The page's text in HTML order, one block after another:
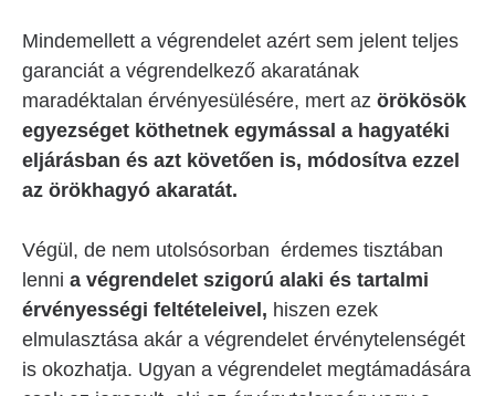
Mindemellett a végrendelet azért sem jelent teljes
garanciát a végrendelkező akaratának
maradéktalan érvényesülésére, mert az örökösök
egyezséget köthetnek egymással a hagyatéki
eljárásban és azt követően is, módosítva ezzel
az örökhagyó akaratát.
Végül, de nem utolsósorban érdemes tisztában
lenni a végrendelet szigorú alaki és tartalmi
érvényességi feltételeivel, hiszen ezek
elmulasztása akár a végrendelet érvénytelenségét
is okozhatja. Ugyan a végrendelet megtámadására